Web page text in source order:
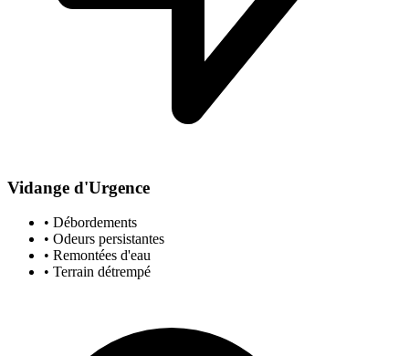
Vidange d'Urgence
• Débordements
• Odeurs persistantes
• Remontées d'eau
• Terrain détrempé